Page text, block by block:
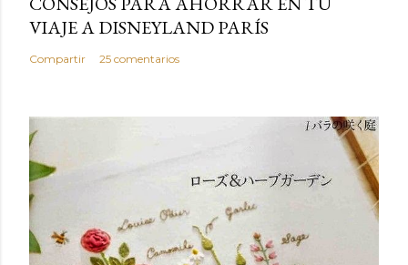
VIAJE A DISNEYLAND PARÍS
Compartir 25 comentarios